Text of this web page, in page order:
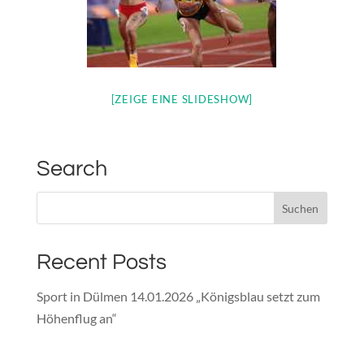
[ZEIGE EINE SLIDESHOW]
Search
Recent Posts
Sport in Dülmen 14.01.2026 „Königsblau setzt zum
Höhenflug an“